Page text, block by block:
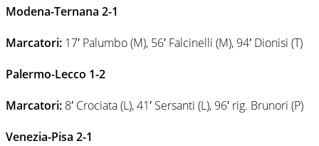
Modena-Ternana 2-1
Marcatori: 17′ Palumbo (M), 56′ Falcinelli (M), 94′ Dionisi (T)
Palermo-Lecco 1-2
Marcatori: 8′ Crociata (L), 41′ Sersanti (L), 96′ rig. Brunori (P)
Venezia-Pisa 2-1